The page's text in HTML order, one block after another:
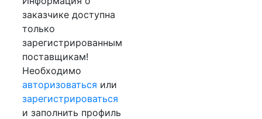
заказчике доступна
только
зарегистрированным
поставщикам!
Необходимо
авторизоваться или
зарегистрироваться
и заполнить профиль